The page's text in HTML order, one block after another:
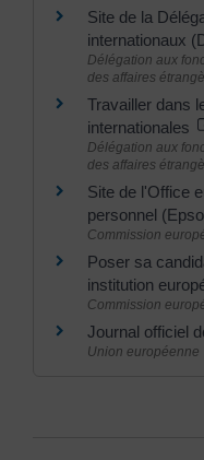
Site de la
internationaux
Délégation aux
des affaires
Travailler dans
internationales
Délégation aux
des affaires
Site de l'Office
personnel
Commission
Poser sa
institution
Commission
Journal officiel
Union européenne